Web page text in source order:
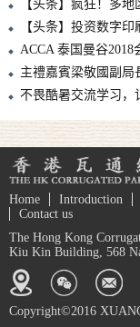
ACCA 泰国曼谷2018
Home Introduction
Contact us
The Hong Kong
Kiu Kin Building, 568
Copyright©2016